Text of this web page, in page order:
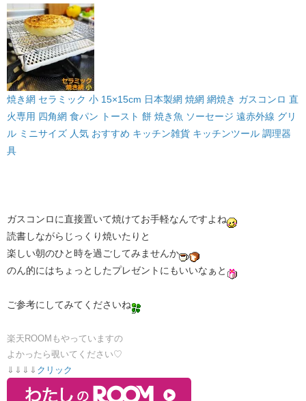
焼き網 セラミック 小 15×15cm 日本製網 焼網 網焼き ガスコンロ 直
火専用 四角網 食パン トースト 餅 焼き魚 ソーセージ 遠赤外線 グリ
ル ミニサイズ 人気 おすすめ キッチン雑貨 キッチンツール 調理器
具
ガスコンロに直接置いて焼けてお手軽なんですよね
読書しながらじっくり焼いたりと
楽しい朝のひと時を過ごしてみませんか
のん的にはちょっとしたプレゼントにもいいなぁと
ご参考にしてみてくださいね
楽天ROOMもやっていますの
よかったら覗いてください♡
⇓⇓⇓⇓​​ クリック